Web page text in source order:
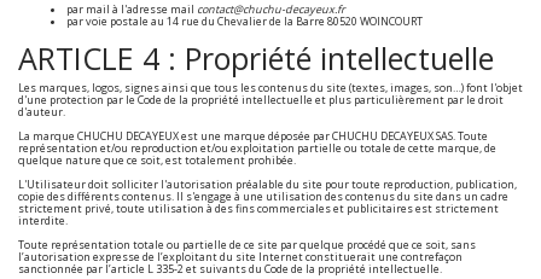
par mail à l'adresse mail contact@chuchu-decayeux.fr
par voie postale au 14 rue du Chevalier de la Barre 80520 WOINCOURT
ARTICLE 4 : Propriété intellectuelle
Les marques, logos, signes ainsi que tous les contenus du site (textes, images, son…) font l'objet
d'une protection par le Code de la propriété intellectuelle et plus particulièrement par le droit
d'auteur.
La marque CHUCHU DECAYEUX est une marque déposée par CHUCHU DECAYEUX SAS. Toute
représentation et/ou reproduction et/ou exploitation partielle ou totale de cette marque, de
quelque nature que ce soit, est totalement prohibée.
L'Utilisateur doit solliciter l'autorisation préalable du site pour toute reproduction, publication,
copie des différents contenus. Il s'engage à une utilisation des contenus du site dans un cadre
strictement privé, toute utilisation à des fins commerciales et publicitaires est strictement
interdite.
Toute représentation totale ou partielle de ce site par quelque procédé que ce soit, sans
l’autorisation expresse de l’exploitant du site Internet constituerait une contrefaçon
sanctionnée par l’article L 335-2 et suivants du Code de la propriété intellectuelle.